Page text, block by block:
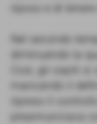
riposo e di
Nel secondo
diminuendo la
Così, gli ospiti
mancando il
ripreso il
preannunciava